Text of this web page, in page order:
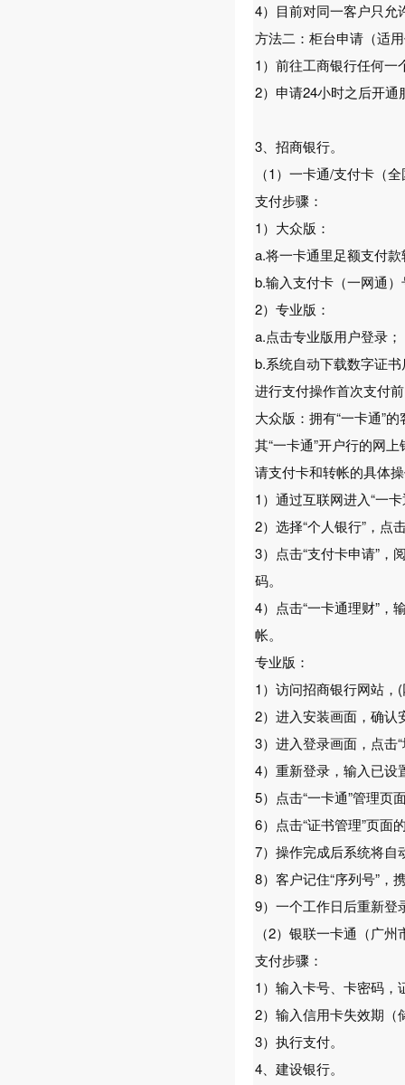
4）目前对同一客户只允
方法二：柜台申请（适
1）前往工商银行任何一
2）申请24小时之后开通
3、招商银行。
（1）一卡通/支付卡（
支付步骤：
1）大众版：
a.将一卡通里足额支付
b.输入支付卡（一网通
2）专业版：
a.点击专业版用户登录；
b.系统自动下载数字证
进行支付操作首次支付
大众版：拥有“一卡通”
其“一卡通”开户行的网
请支付卡和转帐的具体
1）通过互联网进入“一
2）选择“个人银行”，点
3）点击“支付卡申请”，
码。
4）点击“一卡通理财”，
帐。
专业版：
1）访问招商银行网站，
2）进入安装画面，确认
3）进入登录画面，点击
4）重新登录，输入已设
5）点击“一卡通”管理页
6）点击“证书管理”页面
7）操作完成后系统将自
8）客户记住“序列号”，
9）一个工作日后重新登
（2）银联一卡通（广州
支付步骤：
1）输入卡号、卡密码，
2）输入信用卡失效期（
3）执行支付。
4、建设银行。